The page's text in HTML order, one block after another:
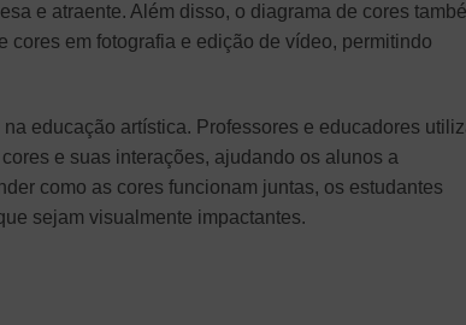
e atraente. Além disso, o diagrama de cores
cores em fotografia e edição de vídeo, permitindo
educação artística. Professores e educadores
e suas interações, ajudando os alunos a
como as cores funcionam juntas, os estudantes
sejam visualmente impactantes.